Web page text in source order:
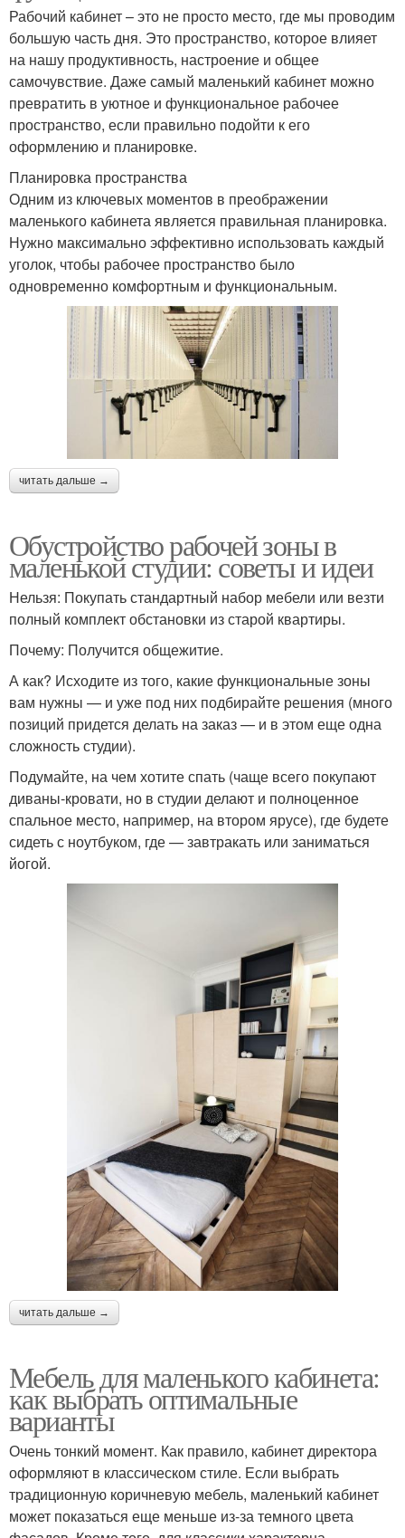
Рабочий кабинет – это не просто место, где мы проводим
большую часть дня. Это пространство, которое влияет
на нашу продуктивность, настроение и общее
самочувствие. Даже самый маленький кабинет можно
превратить в уютное и функциональное рабочее
пространство, если правильно подойти к его
оформлению и планировке.
Планировка пространства
Одним из ключевых моментов в преображении
маленького кабинета является правильная планировка.
Нужно максимально эффективно использовать каждый
уголок, чтобы рабочее пространство было
одновременно комфортным и функциональным.
читать дальше →
Обустройство рабочей зоны в
маленькой студии: советы и идеи
Нельзя: Покупать стандартный набор мебели или везти
полный комплект обстановки из старой квартиры.
Почему: Получится общежитие.
А как? Исходите из того, какие функциональные зоны
вам нужны — и уже под них подбирайте решения (много
позиций придется делать на заказ — и в этом еще одна
сложность студии).
Подумайте, на чем хотите спать (чаще всего покупают
диваны-кровати, но в студии делают и полноценное
спальное место, например, на втором ярусе), где будете
сидеть с ноутбуком, где — завтракать или заниматься
йогой.
читать дальше →
Мебель для маленького кабинета:
как выбрать оптимальные
варианты
Очень тонкий момент. Как правило, кабинет директора
оформляют в классическом стиле. Если выбрать
традиционную коричневую мебель, маленький кабинет
может показаться еще меньше из-за темного цвета